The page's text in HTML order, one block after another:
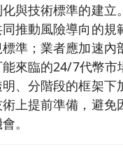
與技術標準的建立
推動風險導向的規
準；業者應加速內
來臨的24/7代幣市
、分階段的框架下
上提前準備，避免
。